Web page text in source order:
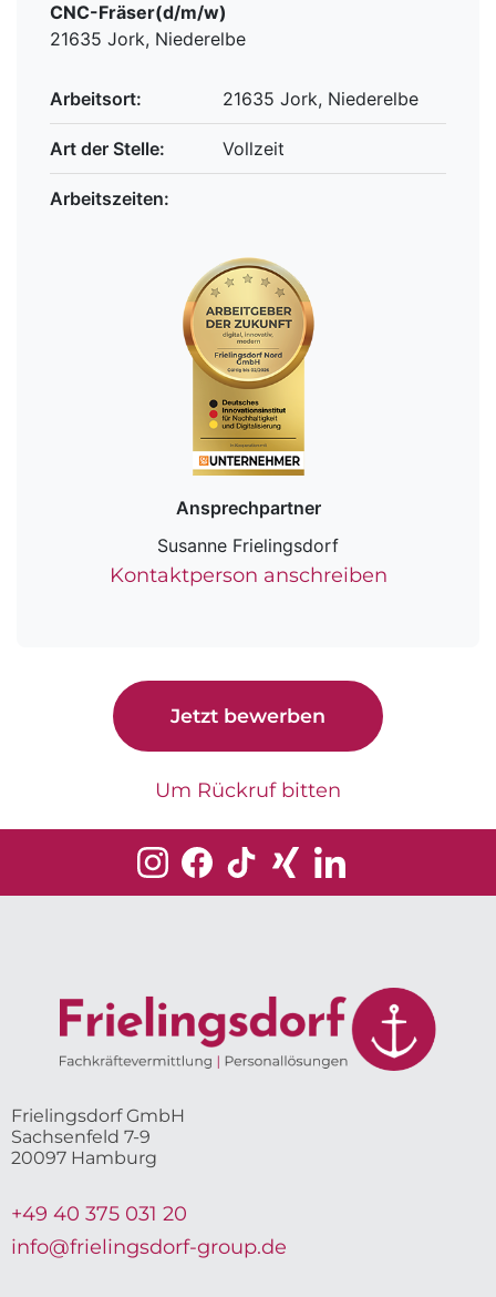
CNC-Fräser(d/m/w)
21635 Jork, Niederelbe
Arbeitsort: 21635 Jork, Niederelbe
Art der Stelle: Vollzeit
Arbeitszeiten:
Ansprechpartner
Susanne Frielingsdorf
Kontaktperson anschreiben
Jetzt bewerben
Um Rückruf bitten
Frielingsdorf GmbH
Sachsenfeld 7-9
20097 Hamburg
+49 40 375 031 20
info@frielingsdorf-group.de